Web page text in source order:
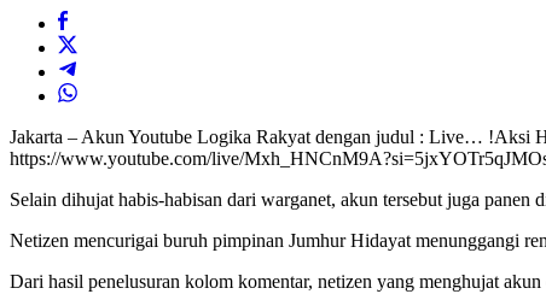
Jakarta – Akun Youtube Logika Rakyat dengan judul : Live… !Aksi
https://www.youtube.com/live/
Selain dihujat habis-habisan dari warganet, akun tersebut juga panen
Netizen mencurigai buruh pimpinan Jumhur Hidayat menunggangi
Dari hasil penelusuran kolom komentar, netizen yang menghujat